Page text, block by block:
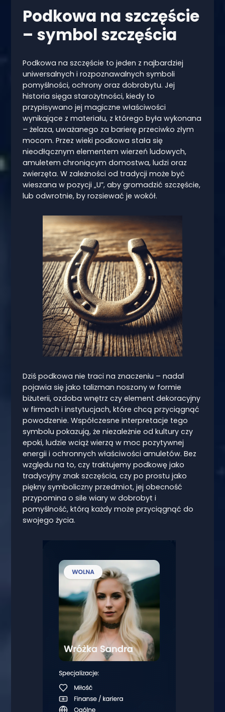
Podkowa na szczęście
– symbol szczęścia
Podkowa na szczęście to jeden z najbardziej
uniwersalnych i rozpoznawalnych symboli
pomyślności, ochrony oraz dobrobytu. Jej
historia sięga starożytności, kiedy to
przypisywano jej magiczne właściwości
wynikające z materiału, z którego była wykonana
– żelaza, uważanego za barierę przeciwko złym
mocom. Przez wieki podkowa stała się
nieodłącznym elementem wierzeń ludowych,
amuletem chroniącym domostwa, ludzi oraz
zwierzęta. W zależności od tradycji może być
wieszana w pozycji „U”, aby gromadzić szczęście,
lub odwrotnie, by rozsiewać je wokół.
Dziś podkowa nie traci na znaczeniu – nadal
pojawia się jako talizman noszony w formie
biżuterii, ozdoba wnętrz czy element dekoracyjny
w firmach i instytucjach, które chcą przyciągnąć
powodzenie. Współczesne interpretacje tego
symbolu pokazują, że niezależnie od kultury czy
epoki, ludzie wciąż wierzą w moc pozytywnej
energii i ochronnych właściwości amuletów. Bez
względu na to, czy traktujemy podkowę jako
tradycyjny znak szczęścia, czy po prostu jako
piękny symboliczny przedmiot, jej obecność
przypomina o sile wiary w dobrobyt i
pomyślność, którą każdy może przyciągnąć do
swojego życia.